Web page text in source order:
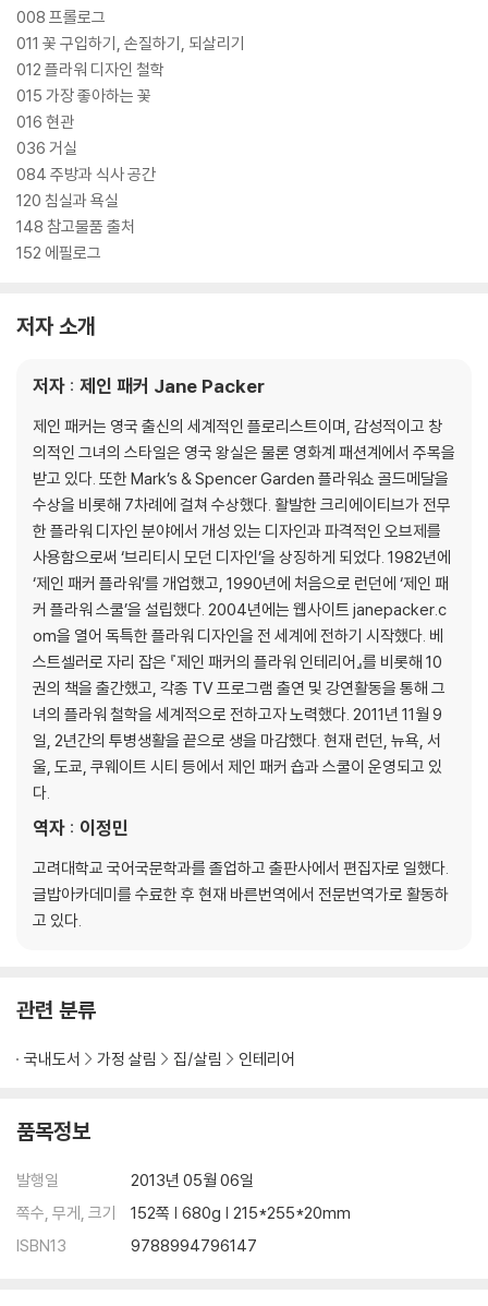
008 프롤로그
011 꽃 구입하기, 손질하기, 되살리기
012 플라워 디자인 철학
015 가장 좋아하는 꽃
016 현관
036 거실
084 주방과 식사 공간
120 침실과 욕실
148 참고물품 출처
152 에필로그
저자 소개
저자 : 제인 패커 Jane Packer
제인 패커는 영국 출신의 세계적인 플로리스트이며, 감성적이고 창
의적인 그녀의 스타일은 영국 왕실은 물론 영화계 패션계에서 주목을
받고 있다. 또한 Mark’s & Spencer Garden 플라워쇼 골드메달을
수상을 비롯해 7차례에 걸쳐 수상했다. 활발한 크리에이티브가 전무
한 플라워 디자인 분야에서 개성 있는 디자인과 파격적인 오브제를
사용함으로써 ‘브리티시 모던 디자인’을 상징하게 되었다. 1982년에
‘제인 패커 플라워’를 개업했고, 1990년에 처음으로 런던에 ‘제인 패
커 플라워 스쿨’을 설립했다. 2004년에는 웹사이트 janepacker.c
om을 열어 독특한 플라워 디자인을 전 세계에 전하기 시작했다. 베
스트셀러로 자리 잡은 『제인 패커의 플라워 인테리어』를 비롯해 10
권의 책을 출간했고, 각종 TV 프로그램 출연 및 강연활동을 통해 그
녀의 플라워 철학을 세계적으로 전하고자 노력했다. 2011년 11월 9
일, 2년간의 투병생활을 끝으로 생을 마감했다. 현재 런던, 뉴욕, 서
울, 도쿄, 쿠웨이트 시티 등에서 제인 패커 숍과 스쿨이 운영되고 있
다.
역자 : 이정민
고려대학교 국어국문학과를 졸업하고 출판사에서 편집자로 일했다.
글밥아카데미를 수료한 후 현재 바른번역에서 전문번역가로 활동하
고 있다.
관련 분류
국내도서 가정 살림 집/살림 인테리어
품목정보
발행일
2013년 05월 06일
쪽수, 무게, 크기
152쪽 | 680g | 215*255*20mm
ISBN13
9788994796147